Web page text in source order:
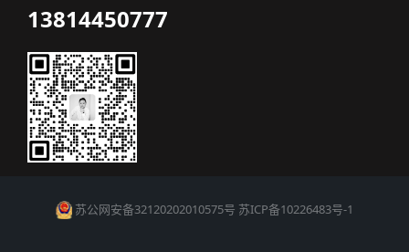
13814450777
苏公网安备32120202010575号 苏ICP备10226483号-1